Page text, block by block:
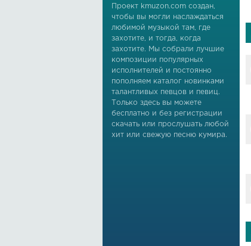
Проект kmuzon.com создан,
чтобы вы могли наслаждаться
любимой музыкой там, где
захотите, и тогда, когда
захотите. Мы собрали лучшие
композиции популярных
исполнителей и постоянно
пополняем каталог новинками
талантливых певцов и певиц.
Только здесь вы можете
бесплатно и без регистрации
скачать или прослушать любой
хит или свежую песню кумира.